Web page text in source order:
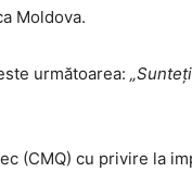
Moldova.
următoarea:
(CMQ) cu privire la